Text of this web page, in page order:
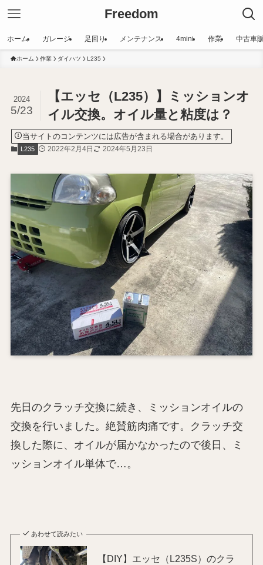
Freedom
ホーム ガレージ 足回り メンテナンス 4mini 作業 中古車
ホーム 作業 ダイハツ L235
【エッセ（L235）】ミッションオ
イル交換。オイル量と粘度は？
2024
5/23
当サイトのコンテンツには広告が含まれる場合があります。
L235 2022年2月4日 2024年5月23日
先日のクラッチ交換に続き、ミッションオイルの
交換を行いました。絶賛筋肉痛です。クラッチ交
換した際に、オイルが届かなかったので後日、ミ
ッションオイル単体で…。
あわせて読みたい
【DIY】エッセ（L235S）のクラ